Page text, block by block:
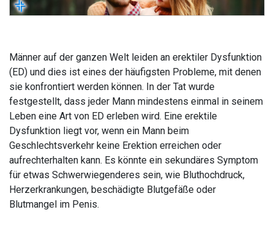
Männer auf der ganzen Welt leiden an erektiler Dysfunktion
(ED) und dies ist eines der häufigsten Probleme, mit denen
sie konfrontiert werden können. In der Tat wurde
festgestellt, dass jeder Mann mindestens einmal in seinem
Leben eine Art von ED erleben wird. Eine erektile
Dysfunktion liegt vor, wenn ein Mann beim
Geschlechtsverkehr keine Erektion erreichen oder
aufrechterhalten kann. Es könnte ein sekundäres Symptom
für etwas Schwerwiegenderes sein, wie Bluthochdruck,
Herzerkrankungen, beschädigte Blutgefäße oder
Blutmangel im Penis.